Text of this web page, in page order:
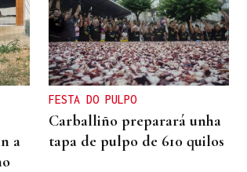
a
FESTA DO PULPO
Carballiño preparará unha
tapa de pulpo de 610 quilos